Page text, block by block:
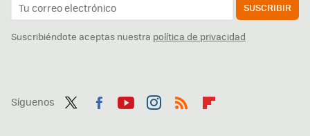
SUSCRIBIR
Suscribiéndote aceptas nuestra política de privacidad
Síguenos